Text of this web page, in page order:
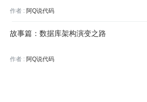
作者 : 阿Q说代码
故事篇：数据库架构演变之路
作者 : 阿Q说代码